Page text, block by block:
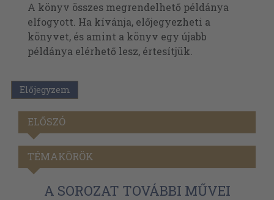
A könyv összes megrendelhető példánya
elfogyott. Ha kívánja, előjegyezheti a
könyvet, és amint a könyv egy újabb
példánya elérhető lesz, értesítjük.
Előjegyzem
ELŐSZÓ
TÉMAKÖRÖK
A SOROZAT TOVÁBBI MŰVEI